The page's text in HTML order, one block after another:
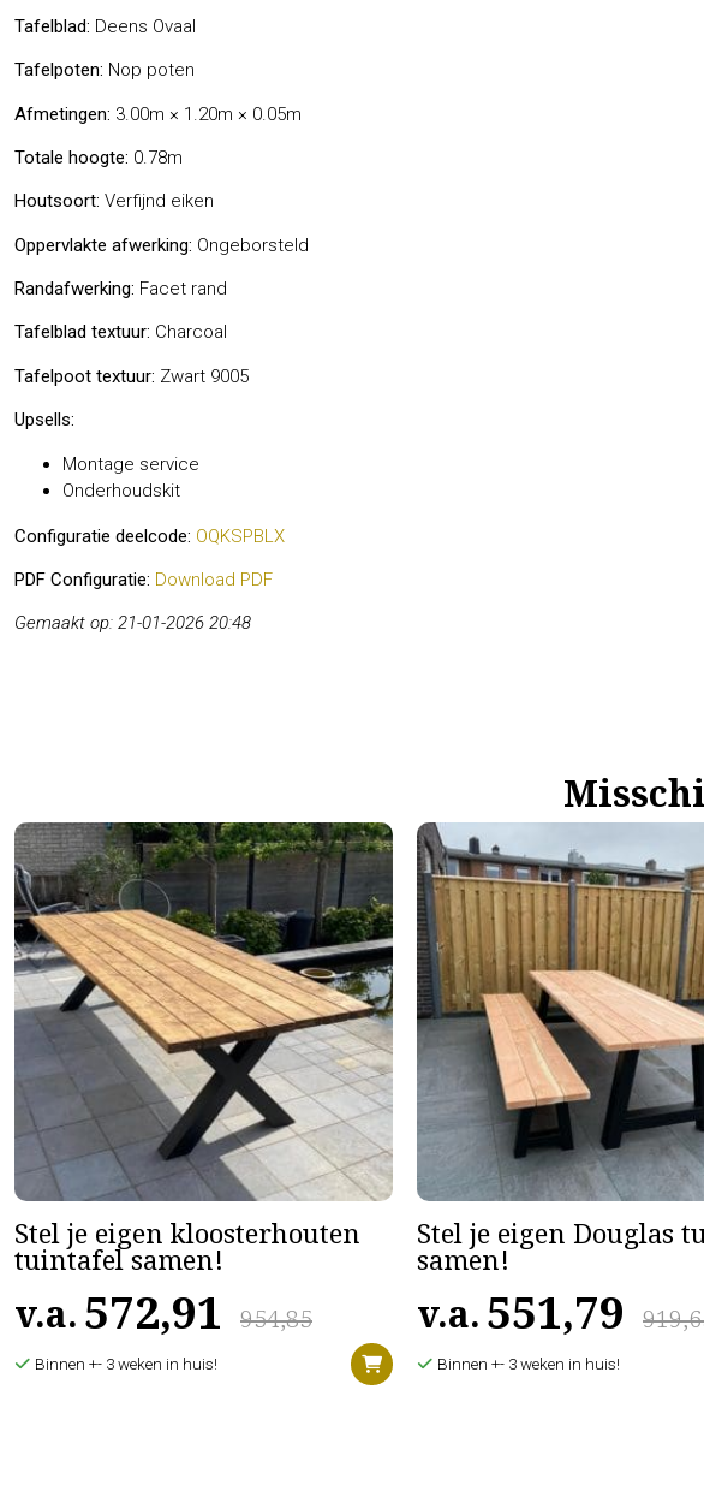
Tafelblad: Deens Ovaal
Tafelpoten: Nop poten
Afmetingen: 3.00m × 1.20m × 0.05m
Totale hoogte: 0.78m
Houtsoort: Verfijnd eiken
Oppervlakte afwerking: Ongeborsteld
Randafwerking: Facet rand
Tafelblad textuur: Charcoal
Tafelpoot textuur: Zwart 9005
Upsells:
Montage service
Onderhoudskit
Configuratie deelcode: OQKSPBLX
PDF Configuratie: Download PDF
Gemaakt op: 21-01-2026 20:48
Stel je eigen kloosterhouten
tuintafel samen!
v.a. 954,85
572,91
Binnen +- 3 weken in huis!
Stel je eigen Douglas
samen!
v.a.551,79
Binnen +- 3 weken in huis!